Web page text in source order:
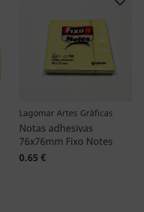
Lagomar Artes Gráficas
Notas adhesivas
76x76mm Fixo Notes
0.65 €